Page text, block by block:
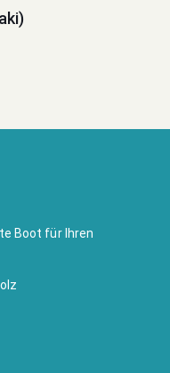
Boot für Ihren